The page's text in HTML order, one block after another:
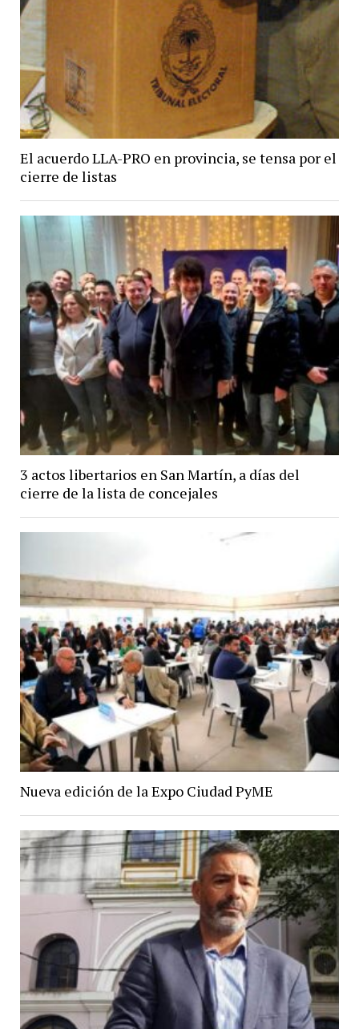
El acuerdo LLA-PRO en provincia, se tensa por el
cierre de listas
3 actos libertarios en San Martín, a días del
cierre de la lista de concejales
Nueva edición de la Expo Ciudad PyME